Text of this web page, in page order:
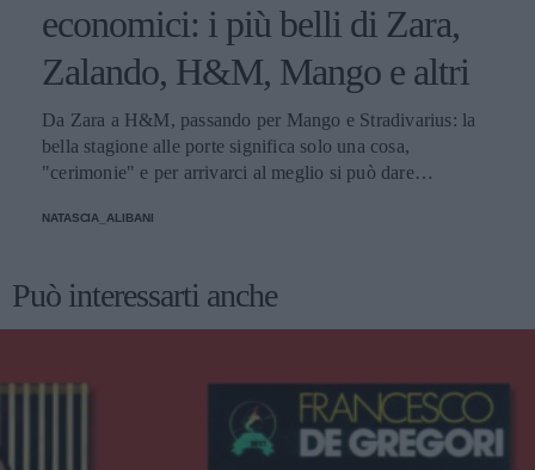
economici: i più belli di Zara,
Zalando, H&M, Mango e altri
Da Zara a H&M, passando per Mango e Stradivarius: la
bella stagione alle porte significa solo una cosa,
"cerimonie" e per arrivarci al meglio si può dare
NATASCIA_ALIBANI
Può interessarti anche